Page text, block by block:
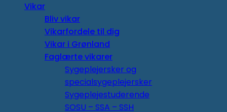
Vikar
Bliv vikar
Vikarfordele til dig
Vikar i Grønland
Faglærte vikarer
Sygeplejersker og
specialsygeplejersker
Sygeplejestuderende
SOSU – SSA – SSH